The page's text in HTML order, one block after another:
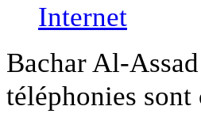
Bachar Al-
téléphonies